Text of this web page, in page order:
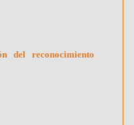
del reconocimiento